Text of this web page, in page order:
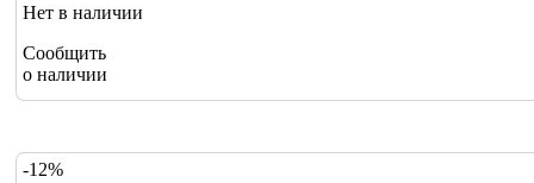
Нет в наличии
Сообщить
о наличии
-12%